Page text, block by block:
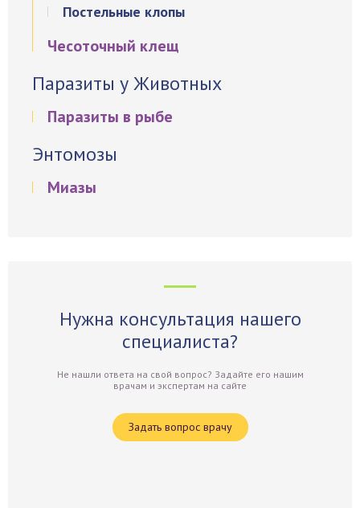
Постельные клопы
Чесоточный клещ
Паразиты у Животных
Паразиты в рыбе
Энтомозы
Миазы
Нужна консультация нашего
специалиста?
Не нашли ответа на свой вопрос? Задайте его нашим
врачам и экспертам на сайте
Задать вопрос врачу